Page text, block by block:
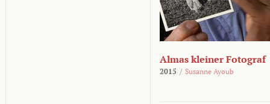
Almas kleiner Fotograf
2015 / Susanne Ayoub